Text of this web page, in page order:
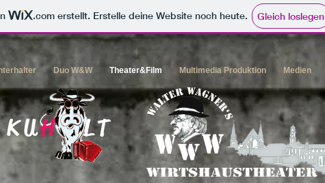
.com erstellt. Erstelle deine Website noch heute. Gleich loslegen
Duo W&W Theater&Film Multimedia Produktion Medien
KUHLT